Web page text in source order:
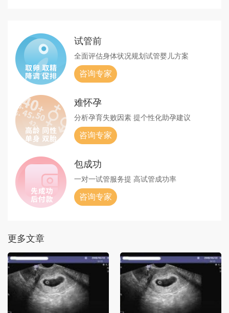
试管前
全面评估身体状况规划试管婴儿方案
咨询专家
难怀孕
分析孕育失败因素 提个性化助孕建议
咨询专家
包成功
一对一试管服务提 高试管成功率
咨询专家
更多文章